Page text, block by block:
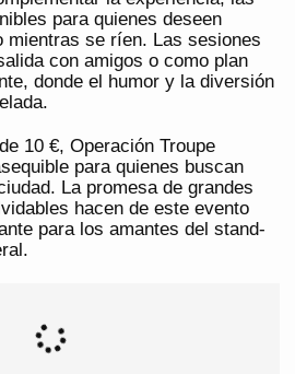
para quienes deseen
mientras se ríen. Las sesiones
con amigos o como plan
donde el humor y la diversión
10 €, Operación Troupe
para quienes buscan
La promesa de grandes
hacen de este evento
para los amantes del stand-